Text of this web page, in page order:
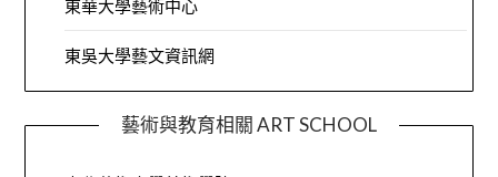
東華大學藝術中心
東吳大學藝文資訊網
藝術與教育相關 ART SCHOOL